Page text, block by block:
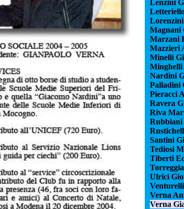
Lenzini
Magnani
Marzani
Mazzieri
Minelli
Minghelli
Nardini
Palladini
Pieracci
Ravera
Riva
Rubbiani
Santini
Tediosi
Tiberti
Ulrici
Verna
Verna